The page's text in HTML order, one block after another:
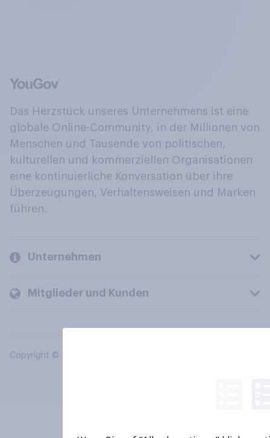
Das Herzstück unseres Unternehmens ist eine
globale Online-Community, in der Millionen von
Menschen und Tausende von politischen,
kulturellen und kommerziellen Organisationen
eine kontinuierliche Konversation über ihre
Überzeugungen, Verhaltensweisen und Marken
führen.
Unternehmen
Mitglieder und Kunden
Copyright © 2026 YouGov PLC. Alle Rechte vorbehalten.